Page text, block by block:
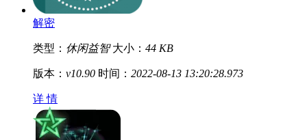
解密
类型： 休闲益智 大小： 44 KB
版本： v10.90 时间： 2022-08-13 13:20:28.973
详 情